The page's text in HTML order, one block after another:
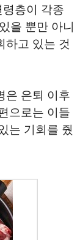
층이 각종
을 뿐만 아니
하고 있는 것
은 은퇴 이후
으로는 이들
는 기회를 줬